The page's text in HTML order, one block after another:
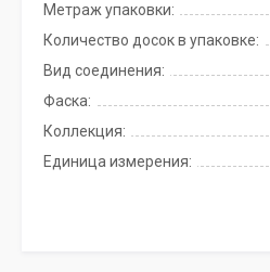
Метраж упаковки:
Количество досок в упаковке:
Вид соединения:
Фаска:
Коллекция:
Единица измерения: